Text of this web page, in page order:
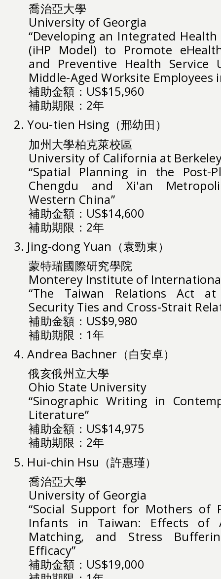
喬治亞大學
University of Georgia
“Developing an Integrated
(iHP Model) to Promote
and Preventive Health Service
Middle-Aged Worksite Employees
補助金額：US$15,960
補助期限：2年
2. You-tien Hsing（邢幼田）
加州大學柏克萊校區
University of California at
“Spatial Planning in the Post-
Chengdu and Xi'an
Western China”
補助金額：US$14,600
補助期限：2年
3. Jing-dong Yuan（袁勁東）
蒙特瑞國際研究學院
Monterey Institute of
“The Taiwan Relations Act at
Security Ties and Cross-Strait
補助金額：US$9,980
補助期限：1年
4. Andrea Bachner（白安卓）
俄亥俄州立大學
Ohio State University
“Sinographic Writing in
Literature”
補助金額：US$14,975
補助期限：2年
5. Hui-chin Hsu（許惠瑾）
喬治亞大學
University of Georgia
“Social Support for Mothers of
Infants in Taiwan: Effects of
Matching, and Stress
Efficacy”
補助金額：US$19,000